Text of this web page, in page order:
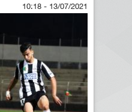
13/07/2021 - 10:18